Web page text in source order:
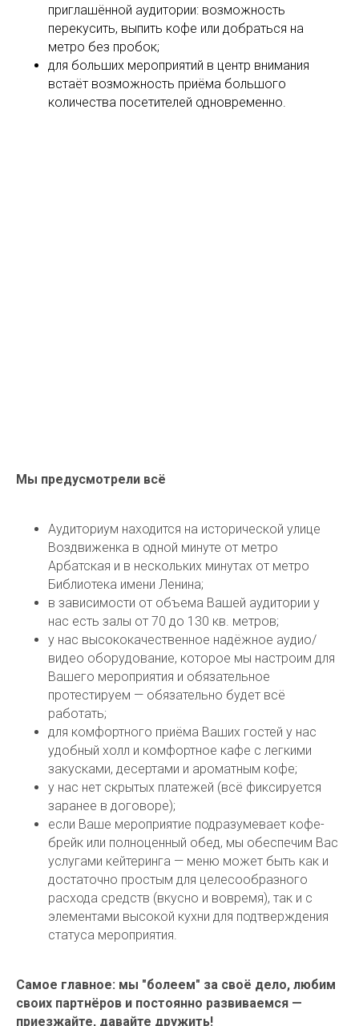
приглашённой аудитории: возможность
перекусить, выпить кофе или добраться на
метро без пробок;
для больших мероприятий в центр внимания
встаёт возможность приёма большого
количества посетителей одновременно.
Мы предусмотрели всё
Аудиториум находится на исторической улице
Воздвиженка в одной минуте от метро
Арбатская и в нескольких минутах от метро
Библиотека имени Ленина;
в зависимости от объема Вашей аудитории у
нас есть залы от 70 до 130 кв. метров;
у нас высококачественное надёжное аудио/
видео оборудование, которое мы настроим для
Вашего мероприятия и обязательное
протестируем — обязательно будет всё
работать;
для комфортного приёма Ваших гостей у нас
удобный холл и комфортное кафе с легкими
закусками, десертами и ароматным кофе;
у нас нет скрытых платежей (всё фиксируется
заранее в договоре);
если Ваше мероприятие подразумевает кофе-
брейк или полноценный обед, мы обеспечим Вас
услугами кейтеринга — меню может быть как и
достаточно простым для целесообразного
расхода средств (вкусно и вовремя), так и с
элементами высокой кухни для подтверждения
статуса мероприятия.
Самое главное: мы "болеем" за своё дело, любим
своих партнёров и постоянно развиваемся —
приезжайте, давайте дружить!